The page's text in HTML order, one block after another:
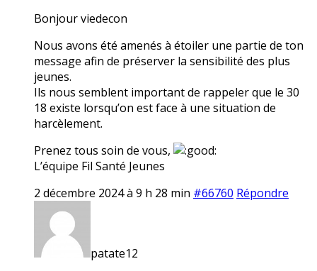
Bonjour viedecon
Nous avons été amenés à étoiler une partie de ton
message afin de préserver la sensibilité des plus
jeunes.
Ils nous semblent important de rappeler que le 30
18 existe lorsqu’on est face à une situation de
harcèlement.
Prenez tous soin de vous,
L’équipe Fil Santé Jeunes
2 décembre 2024 à 9 h 28 min #66760 Répondre
patate12